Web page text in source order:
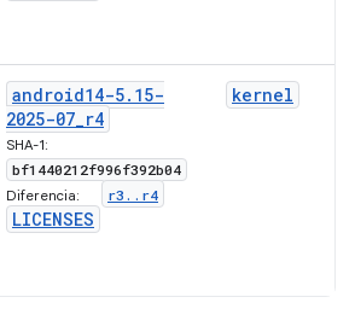
android14-5. 15-
2025-07_r4
SHA-1:
bf1440212f996f392b04
Diferencia: r3 . . r4
LICENSES
kernel